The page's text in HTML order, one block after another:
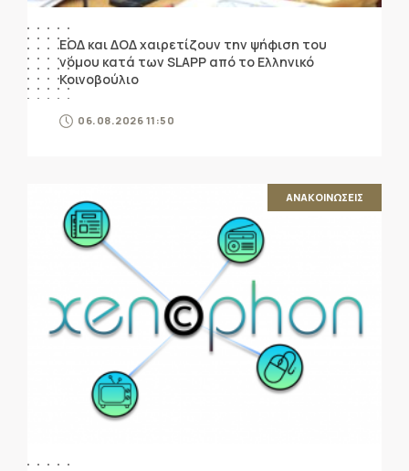
ΕΟΔ και ΔΟΔ χαιρετίζουν την ψήφιση του
νόμου κατά των SLAPP από το Ελληνικό
Κοινοβούλιο
06.08.2026 11:50
ΑΝΑΚΟΙΝΩΣΕΙΣ